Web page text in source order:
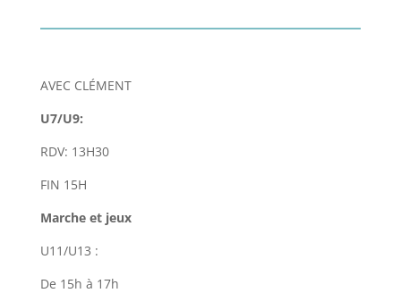
AVEC CLÉMENT
U7/U9:
RDV: 13H30
FIN 15H
Marche et jeux
U11/U13 :
De 15h à 17h